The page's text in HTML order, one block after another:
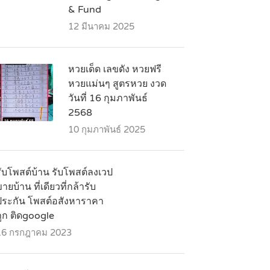
& Fund
12 มีนาคม 2025
หวยเด็ด เลขดัง หวยฟรี
หวยแม่นๆ สูตรหวย งวด
วันที่ 16 กุมภาพันธ์
2568
10 กุมภาพันธ์ 2025
โพสต์บ้าน รับโพสต์ลงเวป
ยบ้าน ที่เดียวที่กล้ารับ
ะกัน โพสต์อสังหาราคา
ติดgoogle
กรกฎาคม 2023